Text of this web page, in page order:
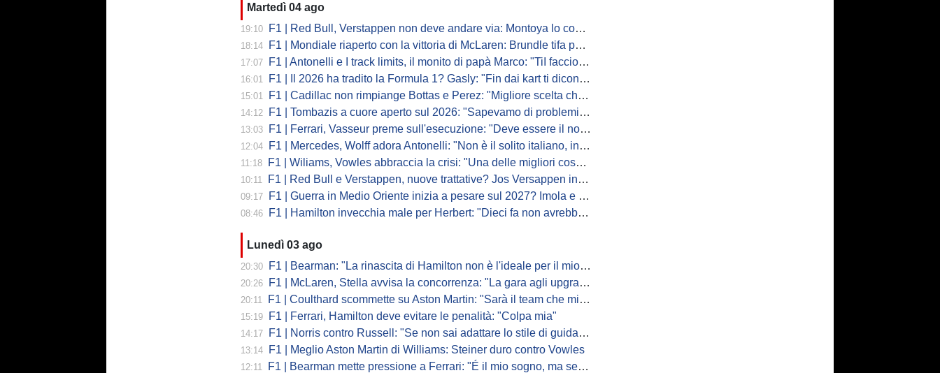
Martedì 04 ago
19:10 F1 | Red Bull, Verstappen non deve andare via: Montoya lo convince
18:14 F1 | Mondiale riaperto con la vittoria di McLaren: Brundle tifa papaya
17:07 F1 | Antonelli e I track limits, il monito di papà Marco: "TiI faccio fare la fine della gallina"
16:01 F1 | Il 2026 ha tradito la Formula 1? Gasly: "Fin dai kart ti dicono di non alzare il piede dal gas"
15:01 F1 | Cadillac non rimpiange Bottas e Perez: "Migliore scelta che potessimo fare"
14:12 F1 | Tombazis a cuore aperto sul 2026: "Sapevamo di problemi, ma serviva un accordo"
13:03 F1 | Ferrari, Vasseur preme sull'esecuzione: "Deve essere il nostro punto di forza"
12:04 F1 | Mercedes, Wolff adora Antonelli: "Non è il solito italiano, in bolla quando guida"
11:18 F1 | Wiliams, Vowles abbraccia la crisi: "Una delle migliori cose che potevano capitare"
10:11 F1 | Red Bull e Verstappen, nuove trattative? Jos Versappen insorge contro i giornalisti
09:17 F1 | Guerra in Medio Oriente inizia a pesare sul 2027? Imola e Barcellona osservano
08:46 F1 | Hamilton invecchia male per Herbert: "Dieci fa non avrebbe preso queste penalità"
Lunedì 03 ago
20:30 F1 | Bearman: "La rinascita di Hamilton non è l'ideale per il mio futuro in Ferrari"
20:26 F1 | McLaren, Stella avvisa la concorrenza: "La gara agli upgrade è appena iniziata"
20:11 F1 | Coulthard scommette su Aston Martin: "Sarà il team che migliorerà di più"
15:19 F1 | Ferrari, Hamilton deve evitare le penalità: "Colpa mia"
14:17 F1 | Norris contro Russell: "Se non sai adattare lo stile di guida, perdi"
13:14 F1 | Meglio Aston Martin di Williams: Steiner duro contro Vowles
12:11 F1 | Bearman mette pressione a Ferrari: "É il mio sogno, ma se il sedile non sarà libero..."